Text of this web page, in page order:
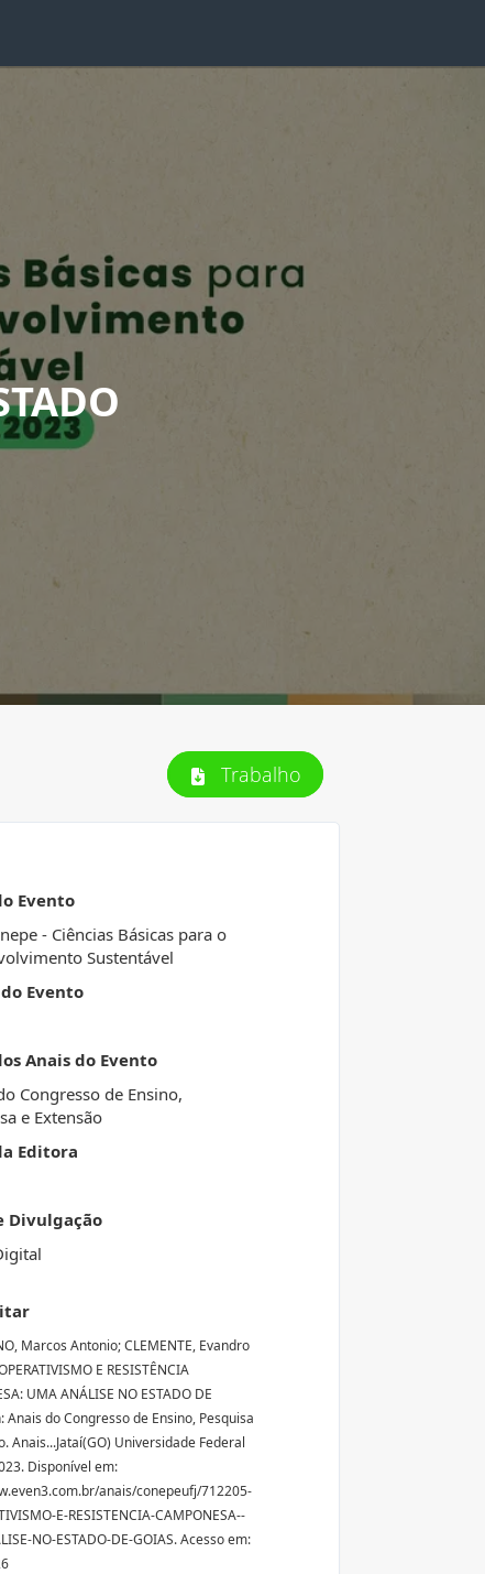
Trabalho
Evento
- Ciências Básicas para o
Sustentável
Evento
Anais do Evento
Congresso de Ensino,
e Extensão
Editora
Divulgação
Marcos Antonio; CLEMENTE, Evandro
E RESISTÊNCIA
UMA ANÁLISE NO ESTADO DE
Anais do Congresso de Ensino, Pesquisa
Anais...Jataí(GO) Universidade Federal
Disponível em:
anais/conepeufj/712205-
E-RESISTENCIA-CAMPONESA--
NO-ESTADO-DE-GOIAS. Acesso em: